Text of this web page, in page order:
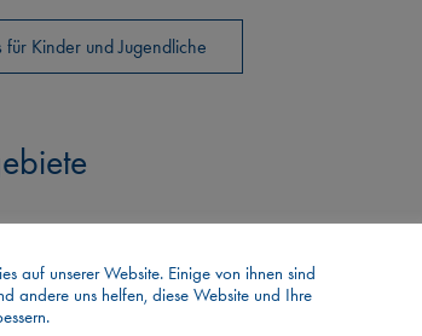
Kinder und Jugendliche
auf unserer Website. Einige von ihnen sind
andere uns helfen, diese Website und Ihre